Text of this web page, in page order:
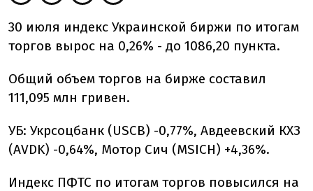
30 июля индекс Украинской биржи по итогам
торгов вырос на 0,26% - до 1086,20 пункта.
Общий объем торгов на бирже составил
111,095 млн гривен.
УБ: Укрсоцбанк (USCB) -0,77%, Авдеевский КХЗ
(AVDK) -0,64%, Мотор Сич (MSICH) +4,36%.
Индекс ПФТС по итогам торгов повысился на